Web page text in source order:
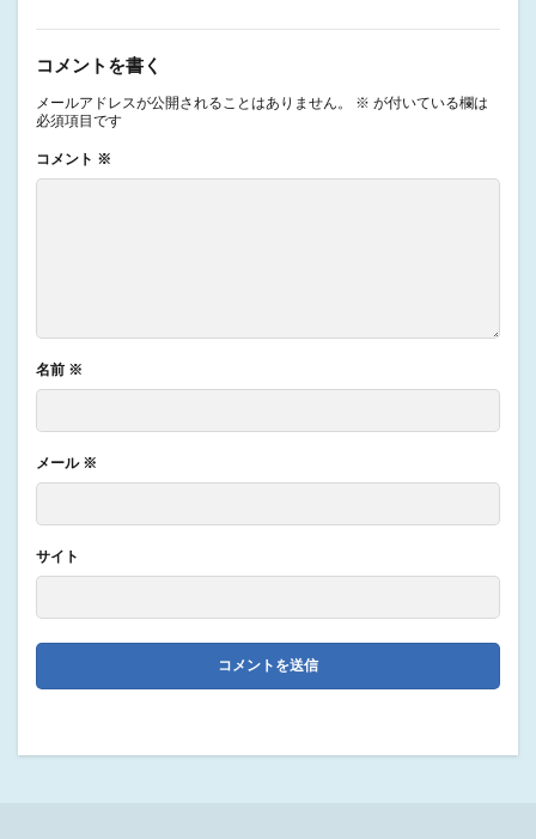
コメントを書く
メールアドレスが公開されることはありません。 ※ が付いている欄は
必須項目です
コメント ※
名前 ※
メール ※
サイト